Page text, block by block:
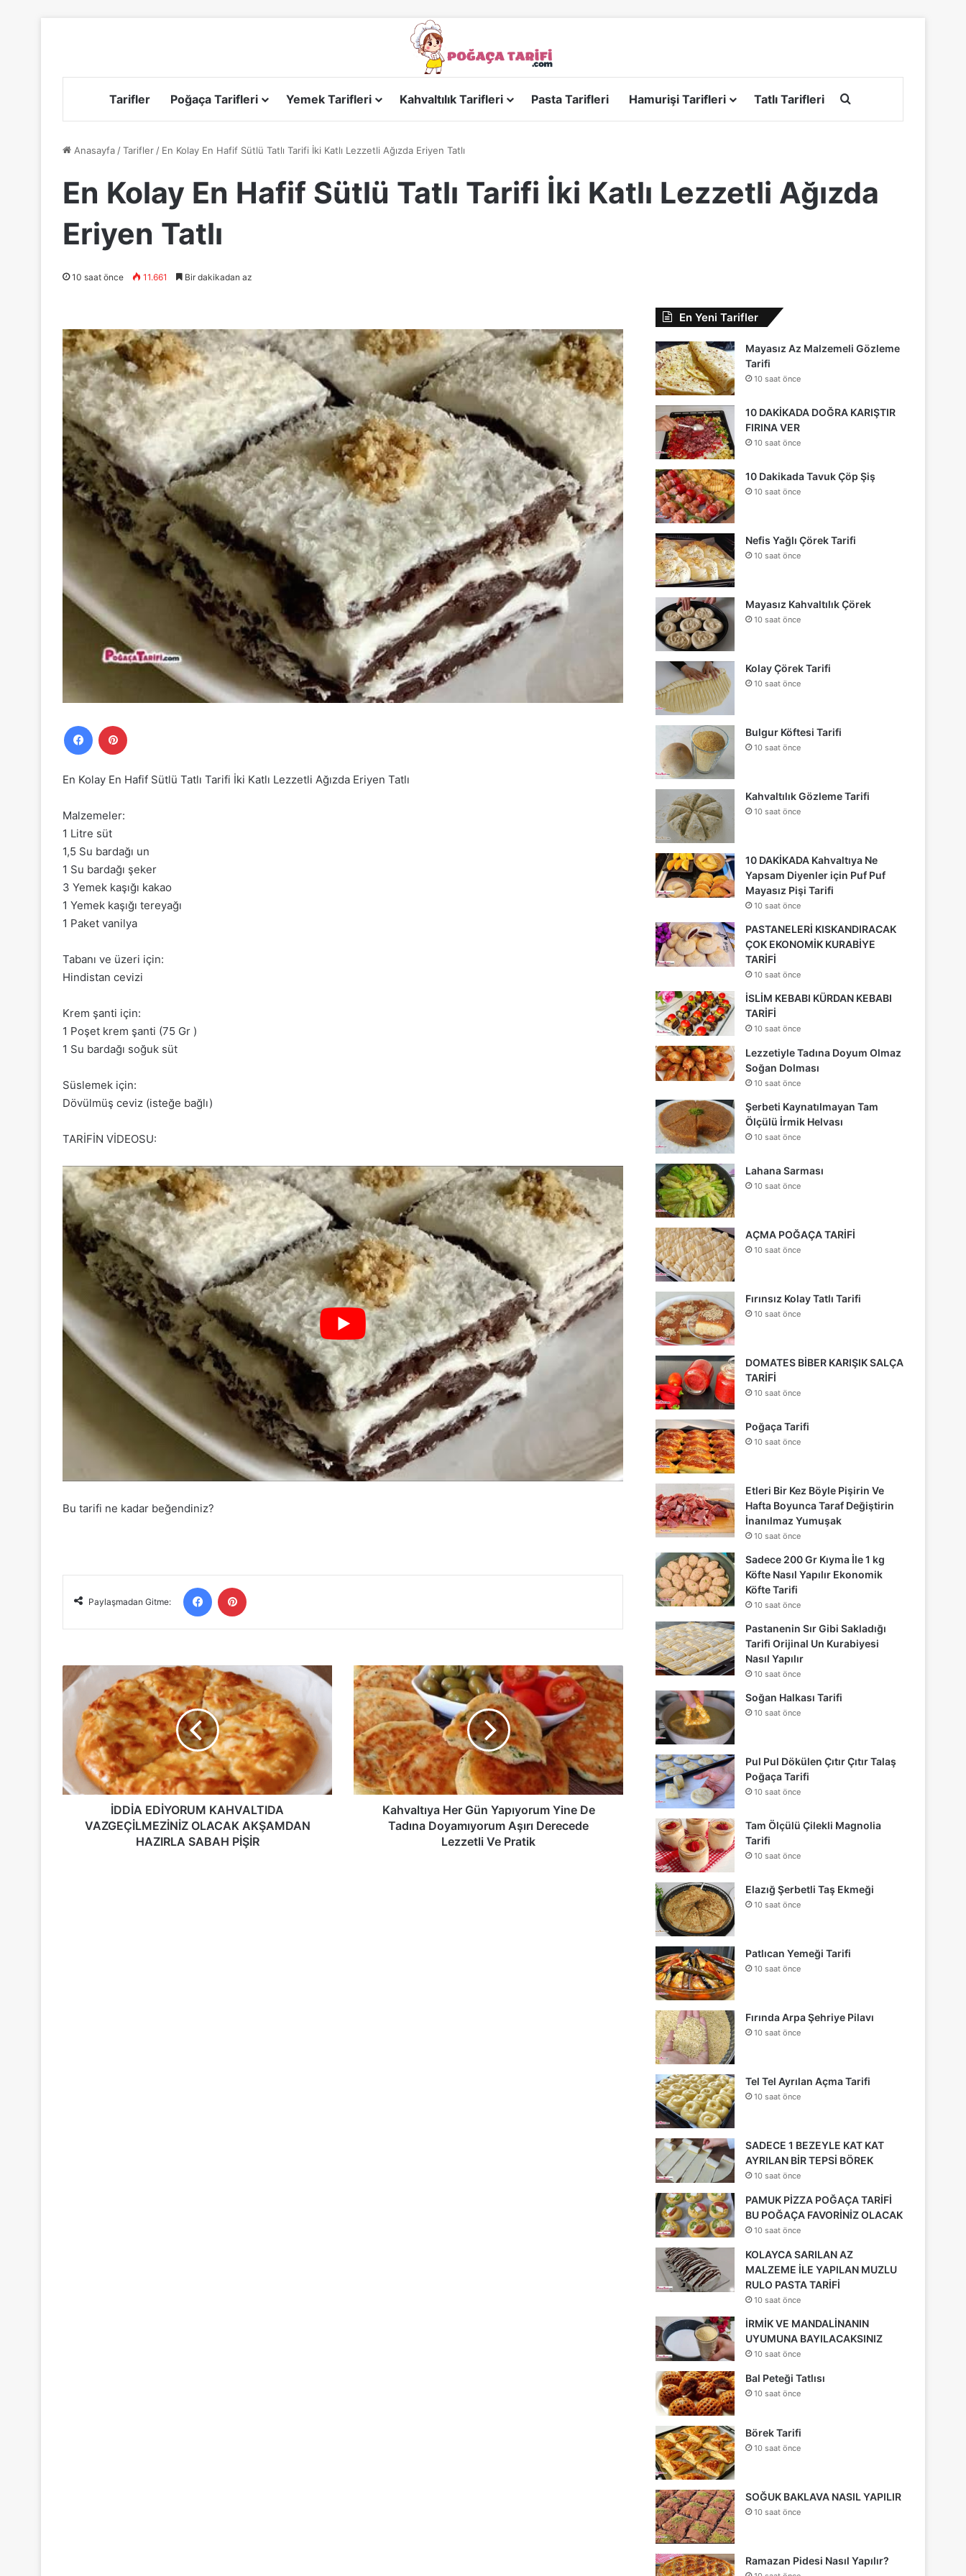
Tarifler Poğaça Tarifleri Yemek Tarifleri Kahvaltılık Tarifleri Pasta Tarifleri Hamurişi Tarifleri Tatlı Tarifleri
Anasayfa /Tarifler / En Kolay En Hafif Sütlü Tatlı Tarifi İki Katlı Lezzetli Ağızda Eriyen Tatlı
En Kolay En Hafif Sütlü Tatlı Tarifi İki Katlı Lezzetli Ağızda
Eriyen Tatlı
10 saat önce 11.661 Bir dakikadan az
Facebook
En Kolay En Hafif Sütlü Tatlı Tarifi İki Katlı Lezzetli Ağızda Eriyen Tatlı
Malzemeler:
1 Litre süt
1,5 Su bardağı un
1 Su bardağı şeker
3 Yemek kaşığı kakao
1 Yemek kaşığı tereyağı
1 Paket vanilya
Tabanı ve üzeri için:
Hindistan cevizi
Krem şanti için:
1 Poşet krem şanti (75 Gr )
1 Su bardağı soğuk süt
Süslemek için:
Dövülmüş ceviz (isteğe bağlı)
TARİFİN VİDEOSU:
Bu tarifi ne kadar beğendiniz?
Paylaşmadan Gitme:
Facebook
İDDİA
EDİYORUM
KAHVALTIDA
VAZGEÇİLMEZİNİZ
OLACAK
AKŞAMDAN
HAZIRLA
SABAH
PİŞİR
İDDİA EDİYORUM KAHVALTIDA
VAZGEÇİLMEZİNİZ OLACAK AKŞAMDAN
HAZIRLA SABAH PİŞİR
Kahvaltıya
Her
Gün
Yapıyorum
Yine
De
Tadına
Doyamıyorum
Aşırı
DerecedeKahvaltıya Her Gün Yapıyorum Yine De
Tadına Doyamıyorum Aşırı Derecede
Lezzetli Ve Pratik
En Yeni Tarifler
Mayasız Az Malzemeli Gözleme
Tarifi
10 saat önce
10 DAKİKADA DOĞRA KARIŞTIR
FIRINA VER
10 saat önce
10 Dakikada Tavuk Çöp Şiş
10 saat önce
Nefis Yağlı Çörek Tarifi
10 saat önce
Mayasız Kahvaltılık Çörek
10 saat önce
Kolay Çörek Tarifi
10 saat önce
Bulgur Köftesi Tarifi
10 saat önce
Kahvaltılık Gözleme Tarifi
10 saat önce
10 DAKİKADA Kahvaltıya Ne
Yapsam Diyenler için Puf Puf
Mayasız Pişi Tarifi
10 saat önce
PASTANELERİ KISKANDIRACAK
ÇOK EKONOMİK KURABİYE
TARİFİ
10 saat önce
İSLİM KEBABI KÜRDAN KEBABI
TARİFİ
10 saat önce
Lezzetiyle Tadına Doyum Olmaz
Soğan Dolması
10 saat önce
Şerbeti Kaynatılmayan Tam
Ölçülü İrmik Helvası
10 saat önce
Lahana Sarması
10 saat önce
AÇMA POĞAÇA TARİFİ
10 saat önce
Fırınsız Kolay Tatlı Tarifi
10 saat önce
DOMATES BİBER KARIŞIK SALÇA
TARİFİ
10 saat önce
Poğaça Tarifi
10 saat önce
Etleri Bir Kez Böyle Pişirin Ve
Hafta Boyunca Taraf Değiştirin
İnanılmaz Yumuşak
10 saat önce
Sadece 200 Gr Kıyma İle 1 kg
Köfte Nasıl Yapılır Ekonomik
Köfte Tarifi
10 saat önce
Pastanenin Sır Gibi Sakladığı
Tarifi Orijinal Un Kurabiyesi
Nasıl Yapılır
10 saat önce
Soğan Halkası Tarifi
10 saat önce
Pul Pul Dökülen Çıtır Çıtır Talaş
Poğaça Tarifi
10 saat önce
Tam Ölçülü Çilekli Magnolia
Tarifi
10 saat önce
Elazığ Şerbetli Taş Ekmeği
10 saat önce
Patlıcan Yemeği Tarifi
10 saat önce
Fırında Arpa Şehriye Pilavı
10 saat önce
Tel Tel Ayrılan Açma Tarifi
10 saat önce
SADECE 1 BEZEYLE KAT KAT
AYRILAN BİR TEPSİ BÖREK
10 saat önce
PAMUK PİZZA POĞAÇA TARİFİ
BU POĞAÇA FAVORİNİZ OLACAK
10 saat önce
KOLAYCA SARILAN AZ
MALZEME İLE YAPILAN MUZLU
RULO PASTA TARİFİ
10 saat önce
İRMİK VE MANDALİNANIN
UYUMUNA BAYILACAKSINIZ
10 saat önce
Bal Peteği Tatlısı
10 saat önce
Börek Tarifi
10 saat önce
SOĞUK BAKLAVA NASIL YAPILIR
10 saat önce
Ramazan Pidesi Nasıl Yapılır?